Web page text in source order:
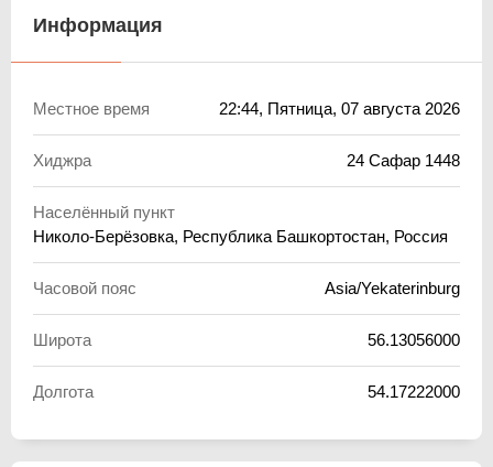
Информация
Местное время 22:44, Пятница, 07 августа 2026
Хиджра 24 Сафар 1448
Населённый пункт
Николо-Берёзовка, Республика Башкортостан, Россия
Часовой пояс Asia/Yekaterinburg
Широта 56.13056000
Долгота 54.17222000